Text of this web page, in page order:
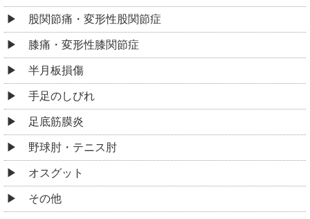
ストレートネック 解説コラム
梨状筋症候群 解説コラム
足の痺れ 解説コラム
膝痛 解説コラム
ぎっくり腰 解説コラム
腰痛 解説コラム
変形性腰椎症 解説コラム
腰椎ヘルニア 解説コラム
坐骨神経痛 解説コラム